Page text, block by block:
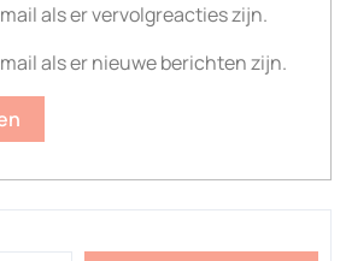
als er vervolgreacties zijn.
als er nieuwe berichten zijn.